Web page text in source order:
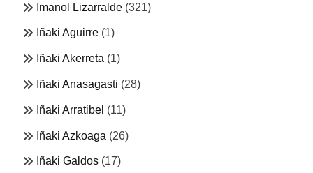
Imanol Lizarralde (321)
Iñaki Aguirre (1)
Iñaki Akerreta (1)
Iñaki Anasagasti (28)
Iñaki Arratibel (11)
Iñaki Azkoaga (26)
Iñaki Galdos (17)